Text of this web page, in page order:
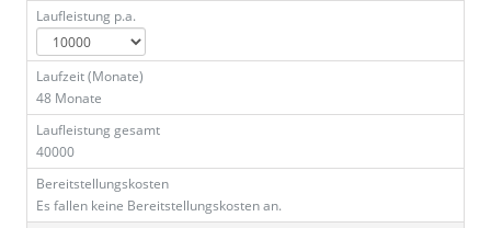
Laufleistung p.a.
Laufzeit (Monate)
48 Monate
Laufleistung gesamt
40000
Bereitstellungskosten
Es fallen keine Bereitstellungskosten an.